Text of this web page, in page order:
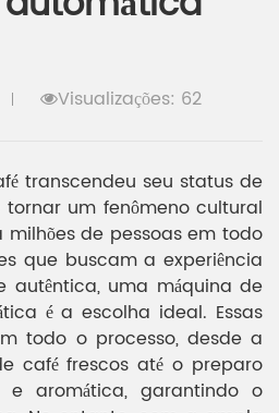
Visualizações: 62
transcendeu seu status de
um fenômeno cultural
de pessoas em todo
que buscam a experiência
autêntica, uma máquina de
é a escolha ideal. Essas
todo o processo, desde a
café frescos até o preparo
aromática, garantindo o